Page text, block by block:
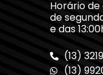
Horário
de
e das
(13)
(13)